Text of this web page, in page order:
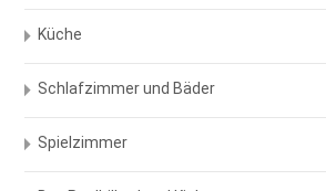
Küche
Schlafzimmer und Bäder
Spielzimmer